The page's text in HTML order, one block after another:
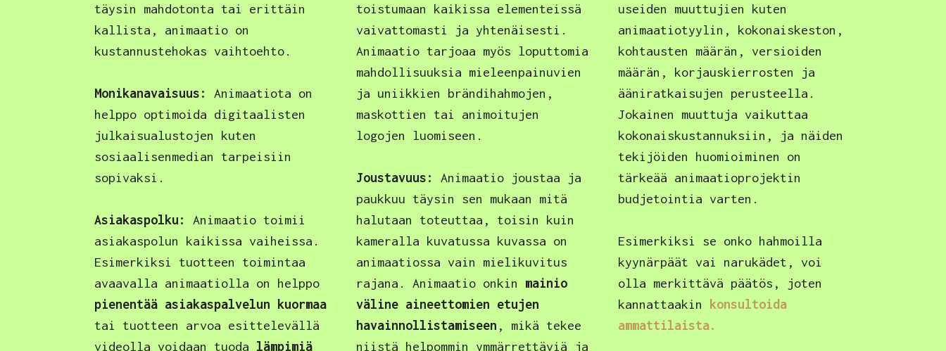
täysin mahdotonta tai erittäin
kallista, animaatio on
kustannustehokas vaihtoehto.
Monikanavaisuus:
Animaatiota on
helppo optimoida digitaalisten
julkaisualustojen kuten
sosiaalisenmedian tarpeisiin
sopivaksi.
Asiakaspolku:Animaatio toimii
asiakaspolun kaikissa vaiheissa.
Esimerkiksi tuotteen toimintaa
avaavalla animaatiolla on helppo
pienentää asiakaspalvelun kuormaa
tai tuotteen arvoa esittelevällä
videolla voidaan tuoda lämpimiä
toistumaan kaikissa elementeissä
vaivattomasti ja yhtenäisesti.
Animaatio tarjoaa myös loputtomia
mahdollisuuksia mieleenpainuvien
ja uniikkien brändihahmojen,
maskottien tai animoitujen
logojen luomiseen.
Joustavuus:Animaatio joustaa ja
paukkuu täysin sen mukaan mitä
halutaan toteuttaa, toisin kuin
kameralla kuvatussa kuvassa on
animaatiossa vain mielikuvitus
rajana. Animaatio onkin mainio
väline aineettomien etujen
havainnollistamiseen , mikä tekee
niistä helpommin ymmärrettäviä ja
useiden muuttujien kuten
animaatiotyylin, kokonaiskeston,
kohtausten määrän, versioiden
määrän, korjauskierrosten ja
ääniratkaisujen perusteella.
Jokainen muuttuja vaikuttaa
kokonaiskustannuksiin, ja näiden
tekijöiden huomioiminen on
tärkeää animaatioprojektin
budjetointia varten.
Esimerkiksi se onko hahmoilla
kyynärpäät vai narukädet, voi
olla merkittävä päätös, joten
kannattaakin
konsultoida
ammattilaista.